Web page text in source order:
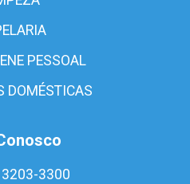
PESSOAL
DOMÉSTICAS
3300